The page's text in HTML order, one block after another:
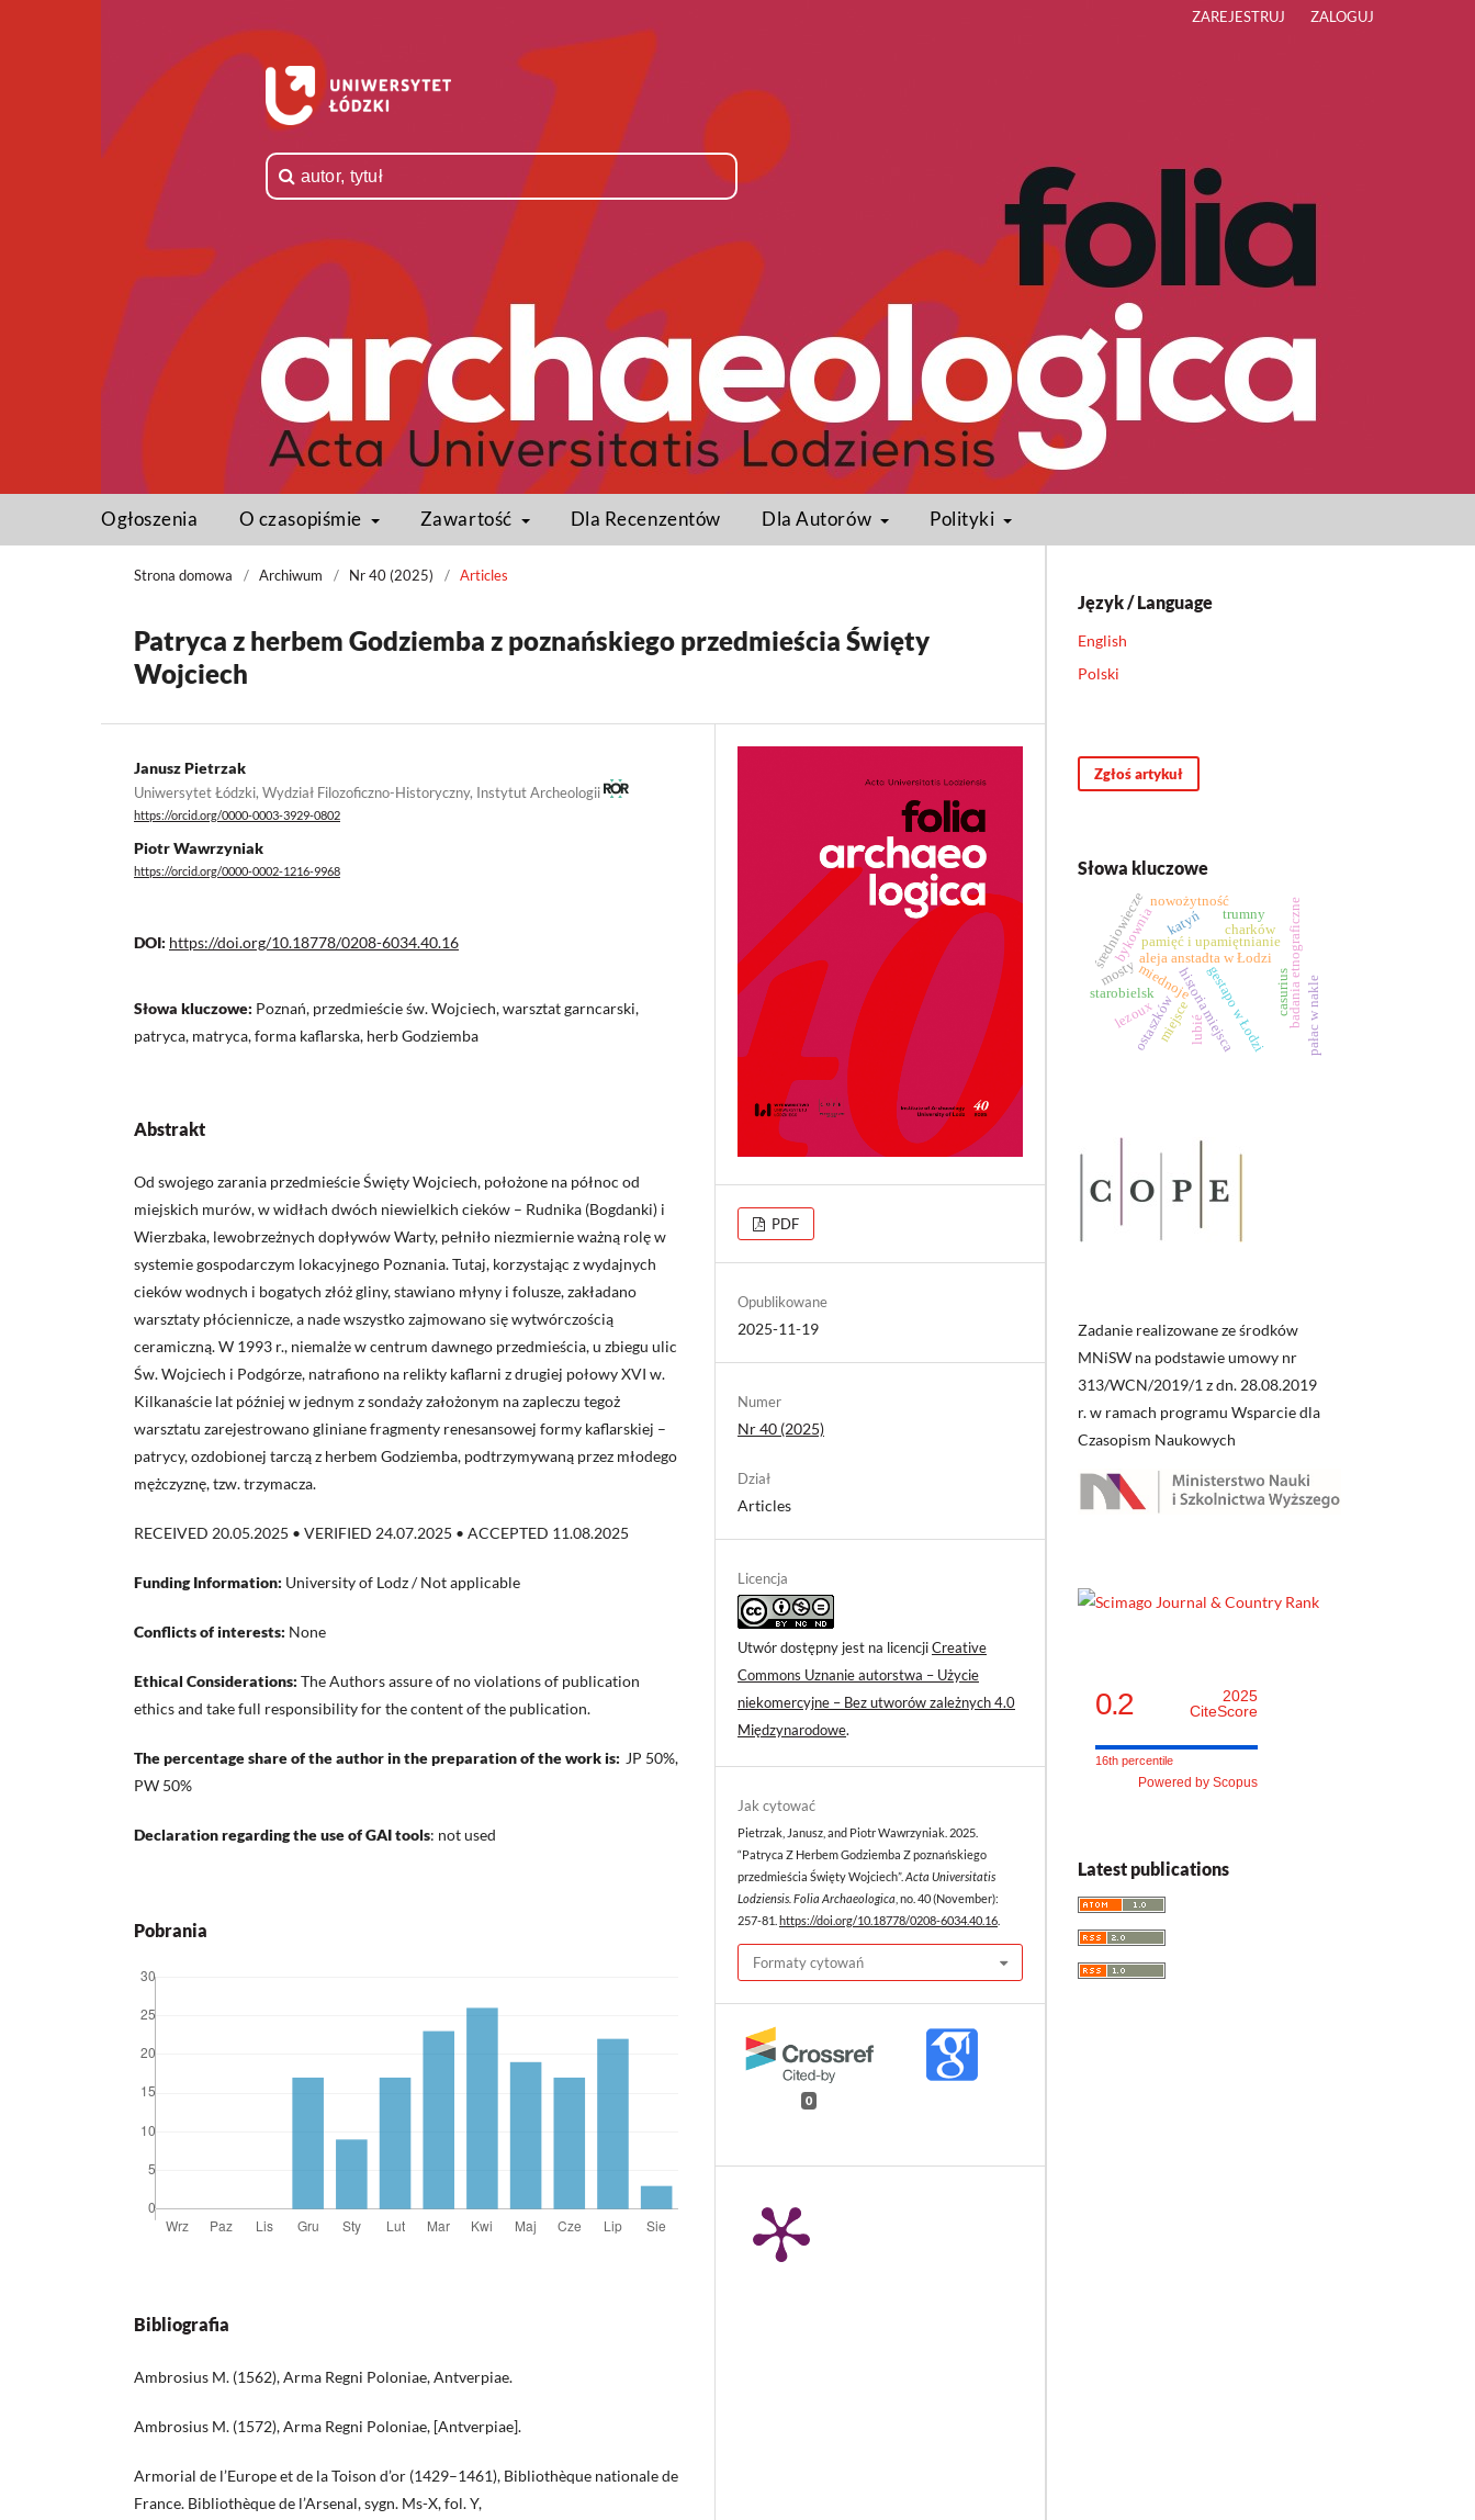
Ogłoszenia O czasopiśmie Zawartość Dla Recenzentów Dla Autorów Polityki
ZAREJESTRUJ ZALOGUJ
Strona domowa / Archiwum / Nr 40 (2025) / Articles
Patryca z herbem Godziemba z poznańskiego przedmieścia Święty
Wojciech
Janusz Pietrzak
Uniwersytet Łódzki, Wydział Filozoficzno-Historyczny, Instytut Archeologii
https://orcid.org/0000-0003-3929-0802
Piotr Wawrzyniak
https://orcid.org/0000-0002-1216-9968
DOI: https://doi.org/10.18778/0208-6034.40.16
Słowa kluczowe: Poznań, przedmieście św. Wojciech, warsztat garncarski,
patryca, matryca, forma kaflarska, herb Godziemba
Abstrakt
Od swojego zarania przedmieście Święty Wojciech, położone na północ od
miejskich murów, w widłach dwóch niewielkich cieków – Rudnika (Bogdanki) i
Wierzbaka, lewobrzeżnych dopływów Warty, pełniło niezmiernie ważną rolę w
systemie gospodarczym lokacyjnego Poznania. Tutaj, korzystając z wydajnych
cieków wodnych i bogatych złóż gliny, stawiano młyny i folusze, zakładano
warsztaty płóciennicze, a nade wszystko zajmowano się wytwórczością
ceramiczną. W 1993 r., niemalże w centrum dawnego przedmieścia, u zbiegu ulic
Św. Wojciech i Podgórze, natrafiono na relikty kaflarni z drugiej połowy XVI w.
Kilkanaście lat później w jednym z sondaży założonym na zapleczu tegoż
warsztatu zarejestrowano gliniane fragmenty renesansowej formy kaflarskiej –
patrycy, ozdobionej tarczą z herbem Godziemba, podtrzymywaną przez młodego
mężczyznę, tzw. trzymacza.
RECEIVED 20.05.2025 • VERIFIED 24.07.2025 • ACCEPTED 11.08.2025
Funding Information: University of Lodz / Not applicable
Conflicts of interests: None
Ethical Considerations: The Authors assure of no violations of publication
ethics and take full responsibility for the content of the publication.
The percentage share of the author in the preparation of the work is: JP 50%,
PW 50%
Declaration regarding the use of GAI tools: not used
Pobrania
Bibliografia
Ambrosius M. (1562), Arma Regni Poloniae, Antverpiae.
Ambrosius M. (1572), Arma Regni Poloniae, [Antverpiae].
Armorial de l’Europe et de la Toison d’or (1429–1461), Bibliothèque nationale de
France. Bibliothèque de l’Arsenal, sygn. Ms-X, fol. Y,
PDF
Opublikowane
2025-11-19
Numer
Nr 40 (2025)
Dział
Articles
Licencja
Utwór dostępny jest na licencjiCreative
Commons Uznanie autorstwa – Użycie
niekomercyjne – Bez utworów zależnych 4.0
Międzynarodowe.
Jak cytować
Pietrzak, Janusz, and Piotr Wawrzyniak. 2025.
“Patryca Z Herbem Godziemba Z poznańskiego
przedmieścia Święty Wojciech”.Acta Universitatis
Lodziensis. Folia Archaeologica, no. 40 (November):
257-81. https://doi.org/10.18778/0208-6034.40.16.
Formaty cytowań
0
Język / Language
English
Polski
Zgłoś artykuł
Słowa kluczowe
gestapo w Łodzi
aleja anstadta w Łodzi badania etnograficzne
historia miejsca
pamięć i upamiętnianie
katyń charków
miednoje
ostaszków
starobielsk
bykownia
średniowiecze
pałac w nakle
miejsce
trumny
nowożytność
mosty casurius
lezoux lubié
Zadanie realizowane ze środków
MNiSW na podstawie umowy nr
313/WCN/2019/1 z dn. 28.08.2019
r. w ramach programu Wsparcie dla
Czasopism Naukowych
0.2
2025
CiteScore
16th percentile
Powered by Scopus
Latest publications